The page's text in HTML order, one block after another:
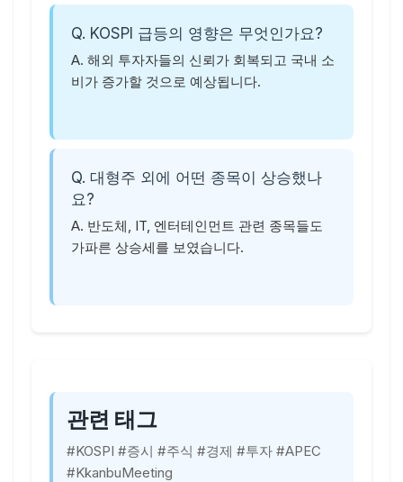
Q. KOSPI 급등의 영향은 무엇인가요?
A. 해외 투자자들의 신뢰가 회복되고 국내 소
비가 증가할 것으로 예상됩니다.
Q. 대형주 외에 어떤 종목이 상승했나
요?
A. 반도체, IT, 엔터테인먼트 관련 종목들도
가파른 상승세를 보였습니다.
관련 태그
#KOSPI #증시 #주식 #경제 #투자 #APEC
#KkanbuMeeting